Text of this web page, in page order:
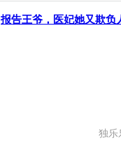
报告王爷，医妃她又欺负
独乐